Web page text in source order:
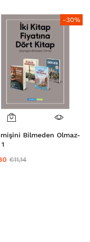
-30%
Bilmeden Olmaz-
€11,14